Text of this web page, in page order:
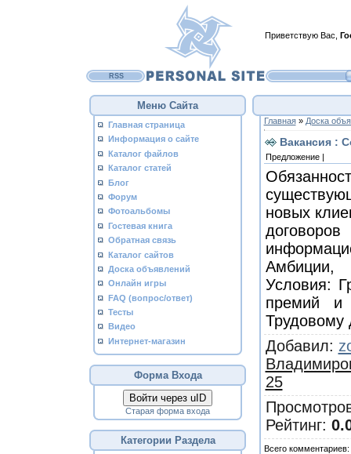
Приветствую Вас
RSS
Меню Сайта
Главная страница
Информация о сайте
Каталог файлов
Каталог статей
Блог
Форум
Фотоальбомы
Гостевая книга
Обратная связь
Каталог сайтов
Доска объявлений
Онлайн игры
FAQ (вопрос/ответ)
Тесты
Видео
Интернет-магазин
Форма Входа
Войти через uID
Старая форма входа
Категории Раздела
Главная» Доска
Вакансия :
Предложение |
новых
Амбиции,
Условия:
премий и
Трудовому
Добавил:
25
Рейтинг:
Всего комментариев: